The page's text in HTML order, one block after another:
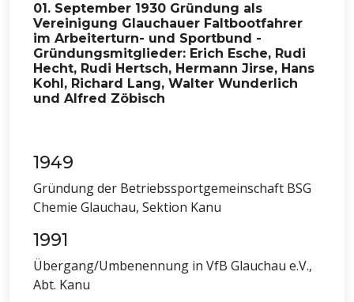
01. September 1930 Gründung als
Vereinigung Glauchauer Faltbootfahrer
im Arbeiterturn- und Sportbund -
Gründungsmitglieder: Erich Esche, Rudi
Hecht, Rudi Hertsch, Hermann Jirse, Hans
Kohl, Richard Lang, Walter Wunderlich
und Alfred Zöbisch
1949
Gründung der Betriebssportgemeinschaft BSG
Chemie Glauchau, Sektion Kanu
1991
Übergang/Umbenennung in VfB Glauchau e.V.,
Abt. Kanu